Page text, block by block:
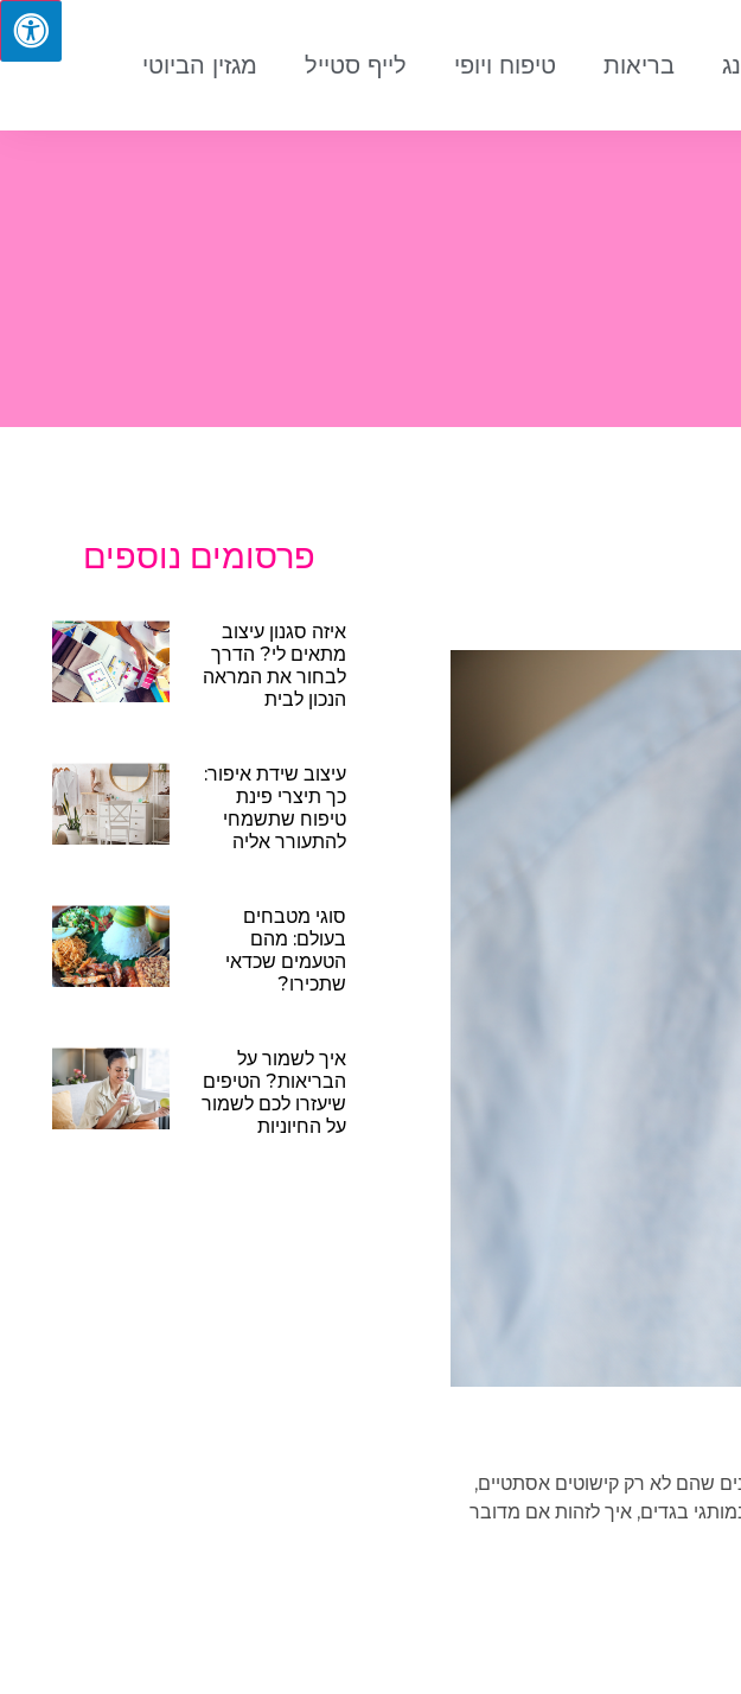
בריאות טיפוח ויופי לייף סטייל מגזין הביוטי
שהם לא רק קישוטים אסתטיים,
בגדים, איך לזהות אם מדובר
פרסומים נוספים
איזה סגנון עיצוב
מתאים לי? הדרך
לבחור את המראה
הנכון לבית
עיצוב שידת איפור:
כך תיצרי פינת
טיפוח שתשמחי
להתעורר אליה
סוגי מטבחים
בעולם: מהם
הטעמים שכדאי
שתכירו?
איך לשמור על
הבריאות? הטיפים
שיעזרו לכם לשמור
על החיוניות